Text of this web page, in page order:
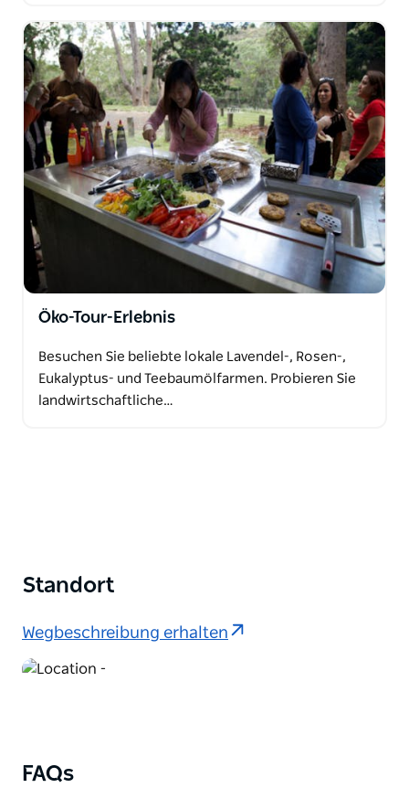
Öko-Tour-Erlebnis
Besuchen Sie beliebte lokale Lavendel-, Rosen-,
Eukalyptus- und Teebaumölfarmen. Probieren Sie
landwirtschaftliche…
Standort
Wegbeschreibung erhalten
FAQs